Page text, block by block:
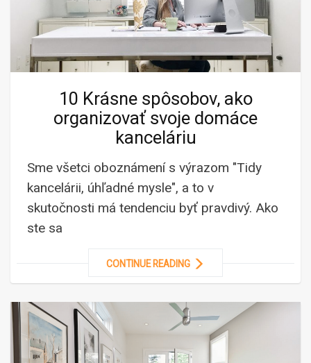
10 Krásne spôsobov, ako
organizovať svoje domáce
kanceláriu
Sme všetci oboznámení s výrazom "Tidy
kancelárii, úhľadné mysle", a to v
skutočnosti má tendenciu byť pravdivý. Ako
ste sa
CONTINUE READING